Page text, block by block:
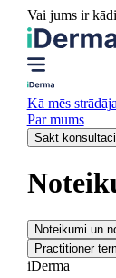
Vai jums ir
Kā mēs
Par mums
Sākt
Noteikumi un
Practitioner
iDerma